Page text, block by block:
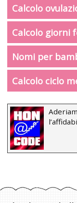
Calcolo
Calcolo giorni
Nomi per
Calcolo ciclo